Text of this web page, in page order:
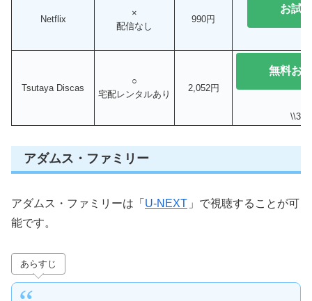
Netflix
×
配信なし
990円
お試
Tsutaya Discas
○
宅配レンタルあり
2,052円
無料お
\\30
アダムス・ファミリー
アダムス・ファミリーは「 U-NEXT 」で視聴することが可
能です。
あらすじ